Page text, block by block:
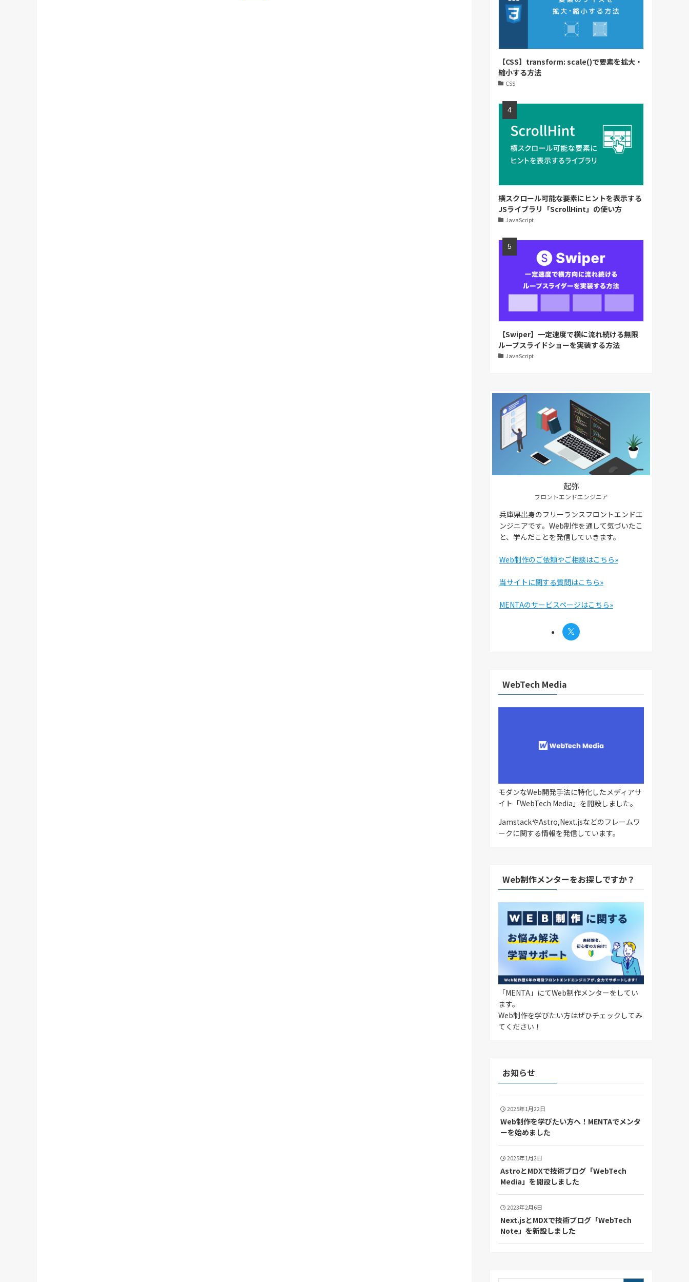
【CSS】transform: scale()で要素を拡大・
縮小する方法
CSS
横スクロール可能な要素にヒントを表示する
JSライブラリ「ScrollHint」の使い方
JavaScript
【Swiper】一定速度で横に流れ続ける無限
ループスライドショーを実装する方法
JavaScript
起弥
フロントエンドエンジニア
兵庫県出身のフリーランスフロントエンドエ
ンジニアです。Web制作を通して気づいたこ
と、学んだことを発信していきます。
Web制作のご依頼やご相談はこちら»
当サイトに関する質問はこちら»
MENTAのサービスページはこちら»
WebTech Media
モダンなWeb開発手法に特化したメディアサ
イト「WebTech Media」を開設しました。
JamstackやAstro,Next.jsなどのフレームワ
ークに関する情報を発信しています。
Web制作メンターをお探しですか？
「MENTA」にてWeb制作メンターをしてい
ます。
Web制作を学びたい方はぜひチェックしてみ
てください！
お知らせ
2025年1月22日
Web制作を学びたい方へ！MENTAでメンタ
ーを始めました
2025年1月2日
AstroとMDXで技術ブログ「WebTech
Media」を開設しました
2023年2月6日
Next.jsとMDXで技術ブログ「WebTech
Note」を新設しました